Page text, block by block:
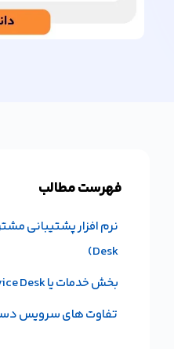
فهرست مطالب
Desk)
بخش خدمات یا Service Desk
تفاوت های سرویس